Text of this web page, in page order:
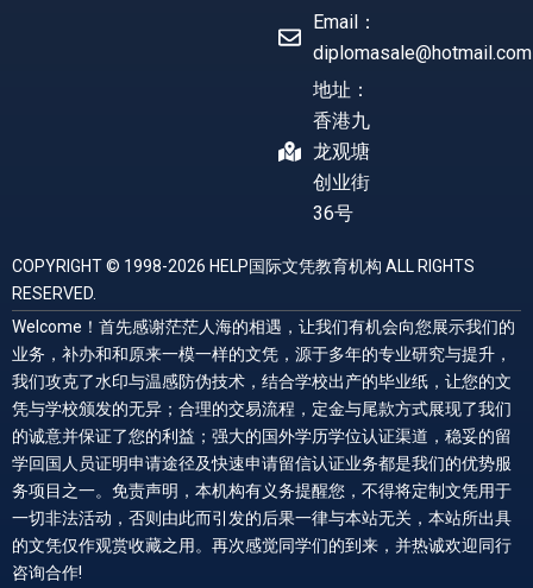
Email：
diplomasale@hotmail.com
地址：
香港九
龙观塘
创业街
36号
COPYRIGHT © 1998-2026 HELP国际文凭教育机构 ALL RIGHTS
RESERVED.
Welcome！首先感谢茫茫人海的相遇，让我们有机会向您展示我们的
业务，补办和和原来一模一样的文凭，源于多年的专业研究与提升，
我们攻克了水印与温感防伪技术，结合学校出产的毕业纸，让您的文
凭与学校颁发的无异；合理的交易流程，定金与尾款方式展现了我们
的诚意并保证了您的利益；强大的国外学历学位认证渠道，稳妥的留
学回国人员证明申请途径及快速申请留信认证业务都是我们的优势服
务项目之一。免责声明，本机构有义务提醒您，不得将定制文凭用于
一切非法活动，否则由此而引发的后果一律与本站无关，本站所出具
的文凭仅作观赏收藏之用。再次感觉同学们的到来，并热诚欢迎同行
咨询合作!